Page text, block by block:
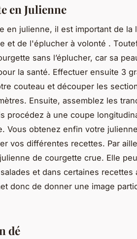
en Julienne
en julienne, il est important de la
et de l'éplucher à volonté .
sans l’éplucher, car sa
la santé. Effectuer ensuite 3
couteau et découper les
Ensuite, assemblez les
procédez à une coupe
Vous obtenez enfin votre
vos différentes recettes. Par
de courgette crue. Elle
et dans certaines recettes
donc de donner une image
dé